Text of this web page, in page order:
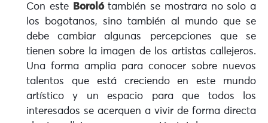
Con este Borolótambién se mostrara no solo a
los bogotanos, sino también al mundo que se
debe cambiar algunas percepciones que se
tienen sobre la imagen de los artistas callejeros.
Una forma amplia para conocer sobre nuevos
talentos que está creciendo en este mundo
artístico y un espacio para que todos los
interesados se acerquen a vivir de forma directa